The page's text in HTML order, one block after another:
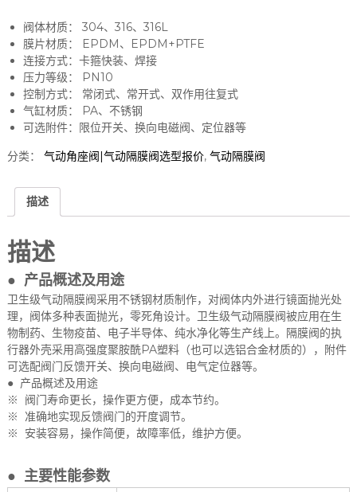
阀体材质： 304、316、316L
膜片材质： EPDM、EPDM+PTFE
连接方式：卡箍快装、焊接
压力等级： PN10
控制方式： 常闭式、常开式、双作用往复式
气缸材质： PA、不锈钢
可选附件：限位开关、换向电磁阀、定位器等
分类： 气动角座阀|气动隔膜阀选型报价, 气动隔膜阀
描述
描述
● 产品概述及用途
卫生级气动隔膜阀采用不锈钢材质制作，对阀体内外进行镜面抛光处
理，阀体多种表面抛光，零死角设计。卫生级气动隔膜阀被应用在生
物制药、生物疫苗、电子半导体、纯水净化等生产线上。隔膜阀的执
行器外壳采用高强度聚胺酰PA塑料（也可以选铝合金材质的），附件
可选配阀门反馈开关、换向电磁阀、电气定位器等。
● 产品概述及用途
※ 阀门寿命更长，操作更方便，成本节约。
※ 准确地实现反馈阀门的开度调节。
※ 安装容易，操作简便，故障率低，维护方便。
● 主要性能参数